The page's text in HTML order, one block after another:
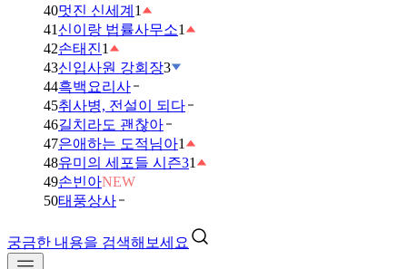
40멋진 신세계 1
41 신이랑 법률사무소1
42손태진1
43신입사원 강회장3
44흑백요리사
45취사병, 전설이 되다
46길치라도 괜찮아
47은애하는 도적님아1
48유미의 세포들 시즌31
49손빈아NEW
50태풍상사
궁금한 내용을 검색해보세요